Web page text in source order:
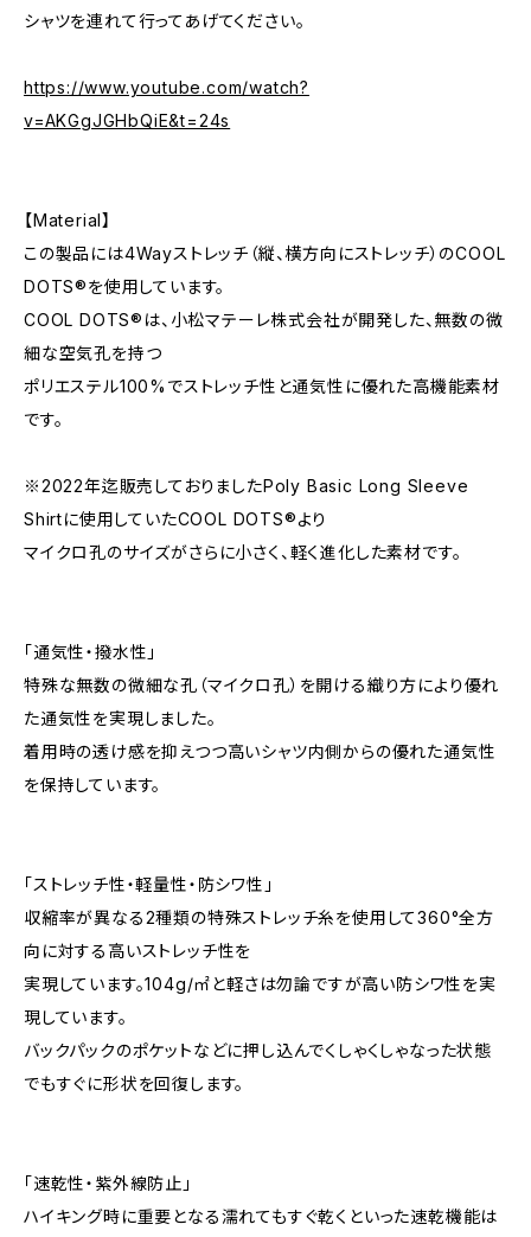
シャツを連れて行ってあげてください。
https://www.youtube.com/watch?
v=AKGgJGHbQiE&t=24s
【Material】
この製品には4Wayストレッチ（縦、横方向にストレッチ）のCOOL
DOTS®を使用しています。
COOL DOTS®は、小松マテーレ株式会社が開発した、無数の微
細な空気孔を持つ
ポリエステル100%でストレッチ性と通気性に優れた高機能素材
です。
※2022年迄販売しておりましたPoly Basic Long Sleeve
Shirtに使用していたCOOL DOTS®より
マイクロ孔のサイズがさらに小さく、軽く進化した素材です。
「通気性・撥水性」
特殊な無数の微細な孔（マイクロ孔）を開ける織り方により優れ
た通気性を実現しました。
着用時の透け感を抑えつつ高いシャツ内側からの優れた通気性
を保持しています。
「ストレッチ性・軽量性・防シワ性」
収縮率が異なる2種類の特殊ストレッチ糸を使用して360°全方
向に対する高いストレッチ性を
実現しています。104g/㎡と軽さは勿論ですが高い防シワ性を実
現しています。
バックパックのポケットなどに押し込んでくしゃくしゃなった状態
でもすぐに形状を回復します。
「速乾性・紫外線防止」
ハイキング時に重要となる濡れてもすぐ乾くといった速乾機能は